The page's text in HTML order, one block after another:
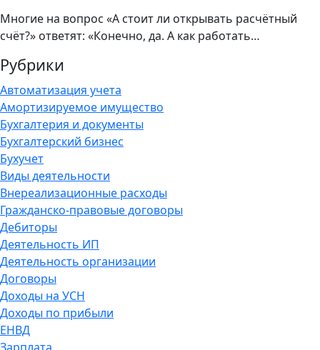
Многие на вопрос «А стоит ли открывать расчётный
счёт?» ответят: «Конечно, да. А как работать…
Рубрики
Автоматизация учета
Амортизируемое имущество
Бухгалтерия и документы
Бухгалтерский бизнес
Бухучет
Виды деятельности
Внереализационные расходы
Гражданско-правовые договоры
Дебиторы
Деятельность ИП
Деятельность организации
Договоры
Доходы на УСН
Доходы по прибыли
ЕНВД